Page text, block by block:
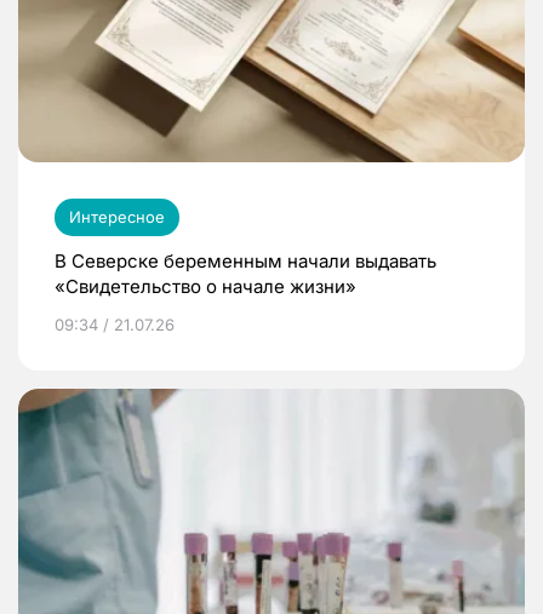
Интересное
В Северске беременным начали выдавать
«Свидетельство о начале жизни»
09:34 / 21.07.26